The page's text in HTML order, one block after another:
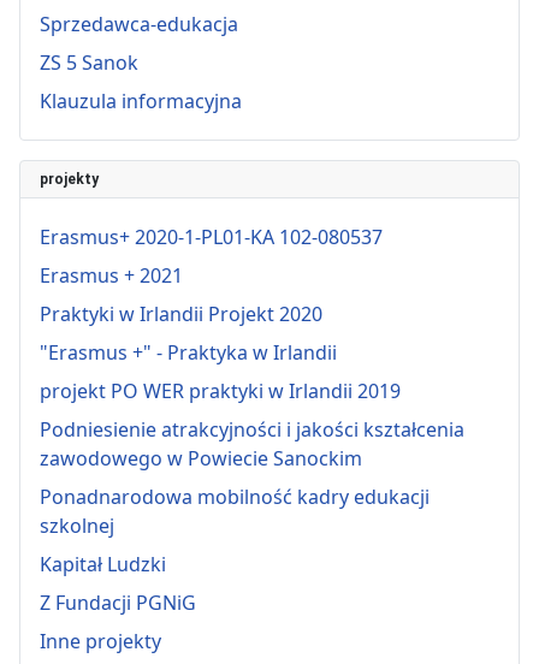
Sprzedawca-edukacja
ZS 5 Sanok
Klauzula informacyjna
projekty
Erasmus+ 2020-1-PL01-KA 102-080537
Erasmus + 2021
Praktyki w Irlandii Projekt 2020
"Erasmus +" - Praktyka w Irlandii
projekt PO WER praktyki w Irlandii 2019
Podniesienie atrakcyjności i jakości kształcenia
zawodowego w Powiecie Sanockim
Ponadnarodowa mobilność kadry edukacji
szkolnej
Kapitał Ludzki
Z Fundacji PGNiG
Inne projekty